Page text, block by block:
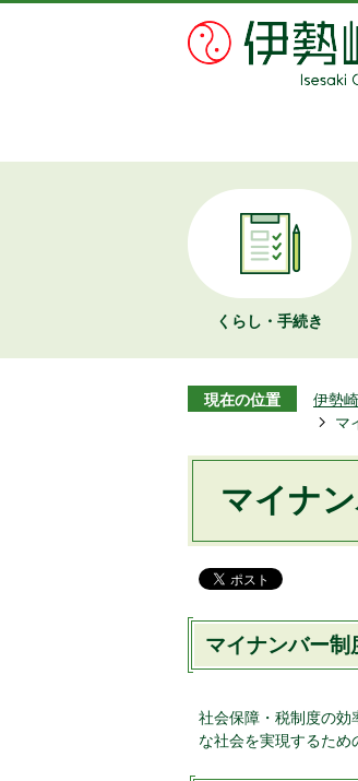
くらし・手続き
現在の位置 伊勢
マ
マイナ
マイナンバー制
社会保障・税制度の効
な社会を実現するため